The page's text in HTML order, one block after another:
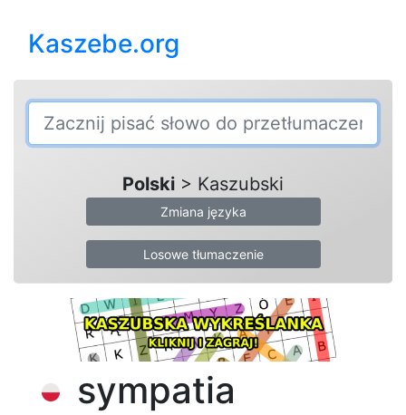
Kaszebe.org
Polski > Kaszubski
Zmiana języka
Losowe tłumaczenie
sympatia